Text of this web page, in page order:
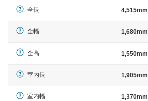
全長 4,515mm
全幅 1,680mm
全高 1,550mm
室内長 1,905mm
室内幅 1,370mm